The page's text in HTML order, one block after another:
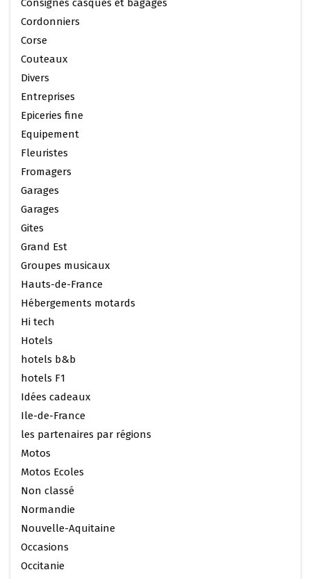
Cordonniers
Corse
Couteaux
Divers
Entreprises
Epiceries fine
Equipement
Fleuristes
Fromagers
Garages
Garages
Gites
Grand Est
Groupes musicaux
Hauts-de-France
Hébergements motards
Hi tech
Hotels
hotels b&b
hotels F1
Idées cadeaux
Ile-de-France
les partenaires par régions
Motos
Motos Ecoles
Non classé
Normandie
Nouvelle-Aquitaine
Occasions
Occitanie